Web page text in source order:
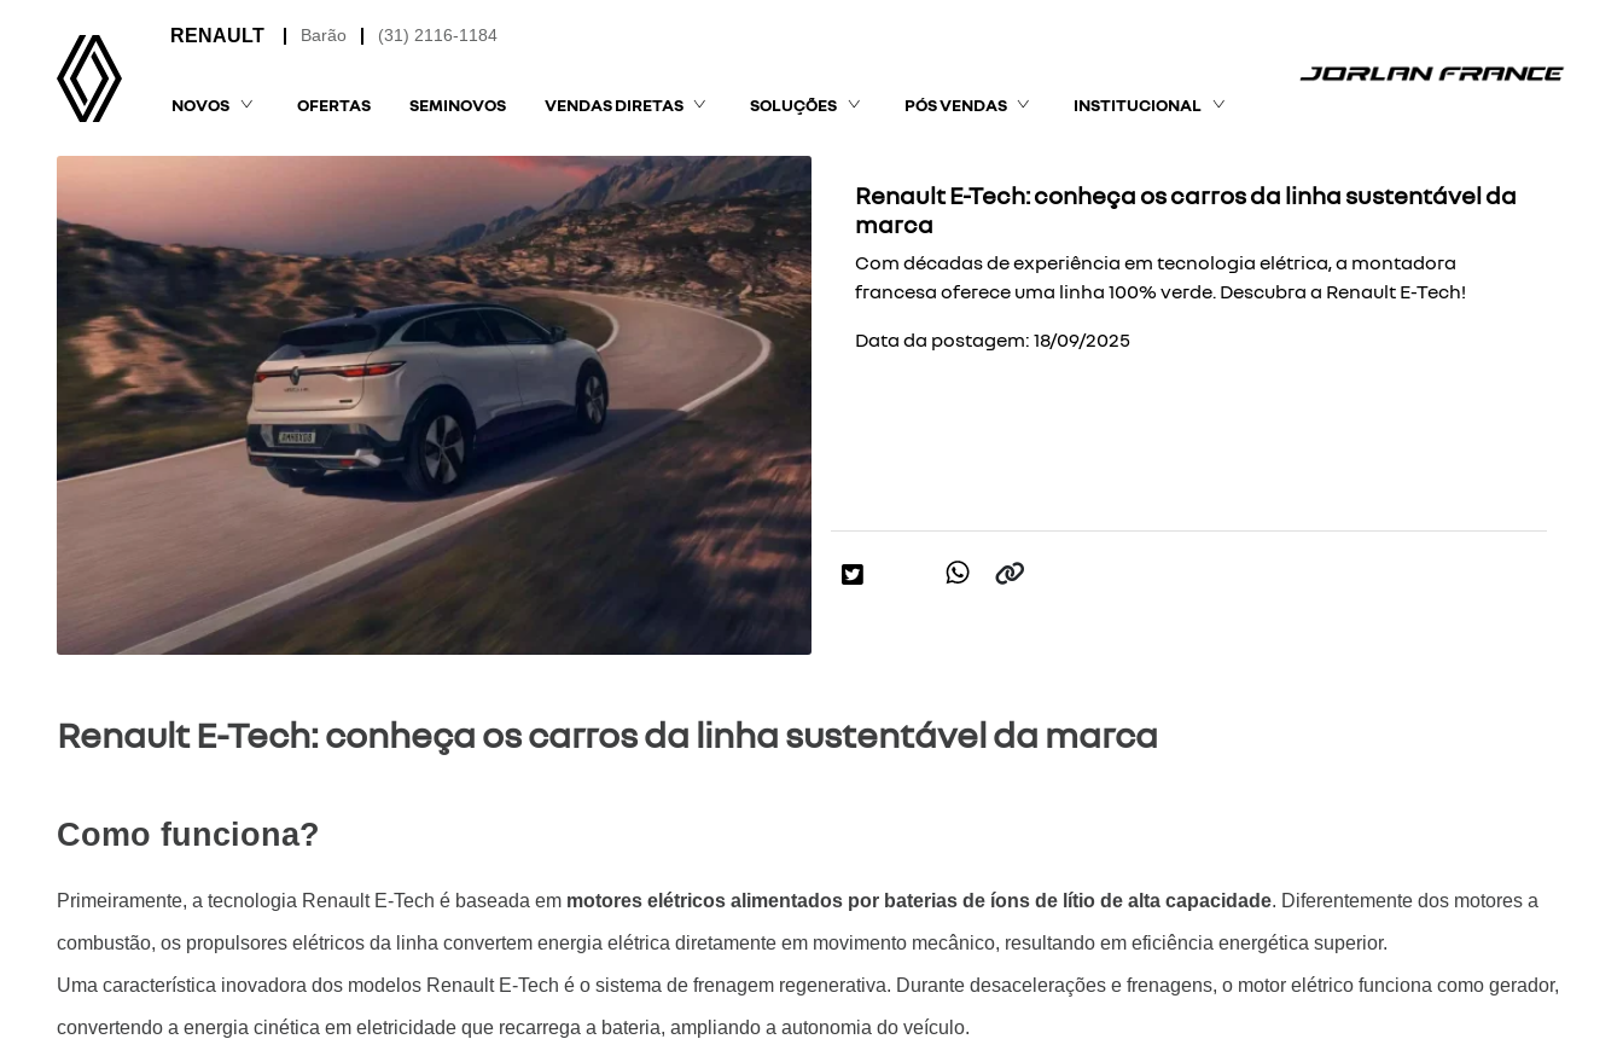
(31) 2116-1184
Barão
NOVOS OFERTAS SEMINOVOS VENDAS DIRETAS SOLUÇÕES PÓS VENDAS INSTITUCIONAL
Renault E-Tech: conheça os carros da linha sustentável da
marca
Com décadas de experiência em tecnologia elétrica, a montadora
francesa oferece uma linha 100% verde. Descubra a Renault E-Tech!
Data da postagem: 18/09/2025
Renault E-Tech: conheça os carros da linha sustentável da marca
Como funciona?
Primeiramente, a tecnologia Renault E-Tech é baseada em motores elétricos alimentados por baterias de íons de lítio de alta capacidade. Diferentemente dos motores a
combustão, os propulsores elétricos da linha convertem energia elétrica diretamente em movimento mecânico, resultando em eficiência energética superior.
Uma característica inovadora dos modelos Renault E-Tech é o sistema de frenagem regenerativa. Durante desacelerações e frenagens, o motor elétrico funciona como gerador,
convertendo a energia cinética em eletricidade que recarrega a bateria, ampliando a autonomia do veículo.